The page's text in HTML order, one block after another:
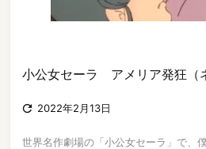
小公女セーラ アメリア発狂（
 2022年2月13日
世界名作劇場の「小公女セーラ」で、